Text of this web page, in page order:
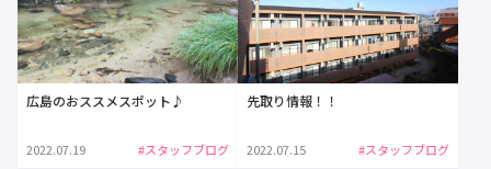
広島のおススメスポット♪
2022.07.19 #スタッフブログ
先取り情報！！
2022.07.15 #スタッフブログ